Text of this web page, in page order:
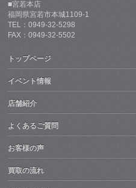
■宮若本店
福岡県宮若市本城1109-1
TEL：0949-32-5298
FAX：0949-32-5502
トップページ
イベント情報
店舗紹介
よくあるご質問
お客様の声
買取の流れ